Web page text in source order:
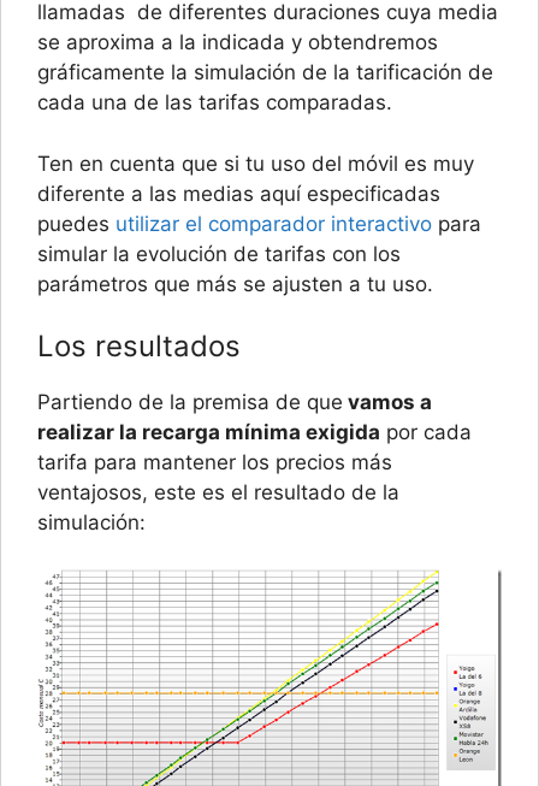
llamadas de diferentes duraciones cuya media
se aproxima a la indicada y obtendremos
gráficamente la simulación de la tarificación de
cada una de las tarifas comparadas.
Ten en cuenta que si tu uso del móvil es muy
diferente a las medias aquí especificadas
puedes utilizar el comparador interactivo para
simular la evolución de tarifas con los
parámetros que más se ajusten a tu uso.
Los resultados
Partiendo de la premisa de que vamos a
realizar la recarga mínima exigida por cada
tarifa para mantener los precios más
ventajosos, este es el resultado de la
simulación: